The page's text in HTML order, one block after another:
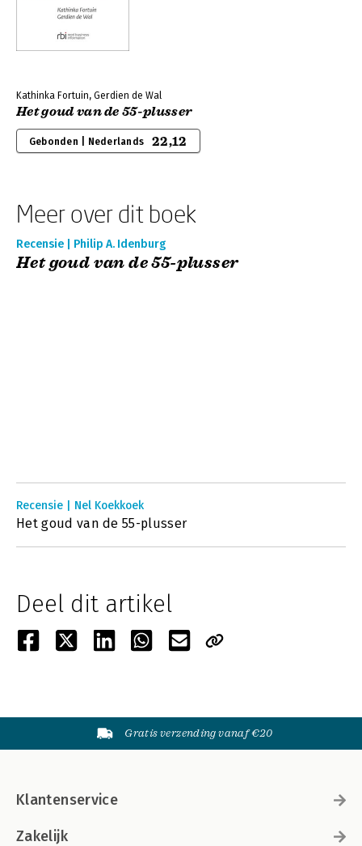
Kathinka Fortuin, Gerdien de Wal
Het goud van de 55-plusser
Gebonden | Nederlands 22,12
Meer over dit boek
Recensie | Philip A. Idenburg
Het goud van de 55-plusser
Recensie | Nel Koekkoek
Het goud van de 55-plusser
Deel dit artikel
Gratis verzending vanaf €20
Klantenservice
Zakelijk